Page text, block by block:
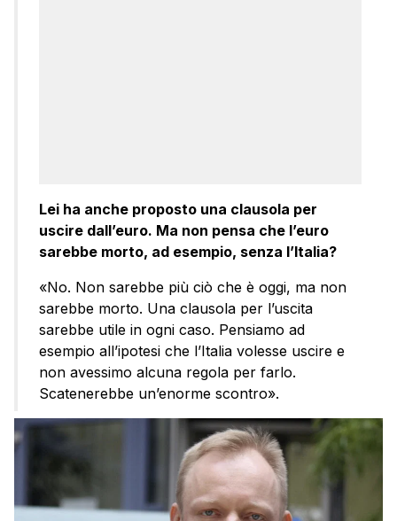
Lei ha anche proposto una clausola per
uscire dall’euro. Ma non pensa che l’euro
sarebbe morto, ad esempio, senza l’Italia?
«No. Non sarebbe più ciò che è oggi, ma non
sarebbe morto. Una clausola per l’uscita
sarebbe utile in ogni caso. Pensiamo ad
esempio all’ipotesi che l’Italia volesse uscire e
non avessimo alcuna regola per farlo.
Scatenerebbe un’enorme scontro».